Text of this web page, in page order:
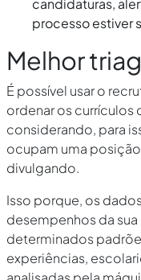
candidaturas,
processo estiver
Melhor
É possível usar o
ordenar os currículos
considerando, para
ocupam uma
divulgando.
Isso porque, os
desempenhos da
determinados
experiências,